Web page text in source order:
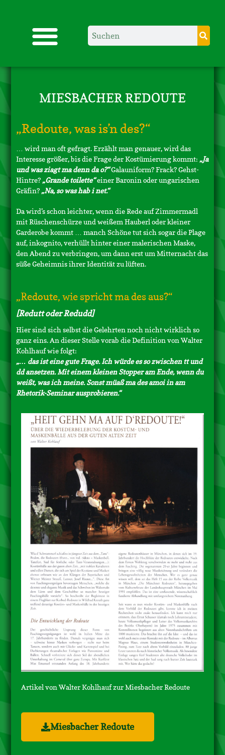
MIESBACHER REDOUTE
„Redoute, was is’n des?“
… wird man oft gefragt. Erzählt man genauer, wird das
Interesse größer, bis die Frage der Kostümierung kommt: „Ja
und was ziagt ma denn da o?“Galauniform? Frack? Gehst-
Hintre? „Grande toilette“einer Baronin oder ungarischen
Gräfin? „Na, so was hab i net.“
Da wird’s schon leichter, wenn die Rede auf Zimmermadl
mit Rüschenschürze und weißem Hauberl oder kleiner
Garderobe kommt … manch Schöne tut sich sogar die Plage
auf, inkognito, verhüllt hinter einer malerischen Maske,
den Abend zu verbringen, um dann erst um Mitternacht das
süße Geheimnis ihrer Identität zu lüften.
„Redoute, wie spricht ma des aus?“
[Redutt oder Redudd]
Hier sind sich selbst die Gelehrten noch nicht wirklich so
ganz eins. An dieser Stelle vorab die Definition von Walter
Kohlhauf wie folgt:
„… das ist eine gute Frage. Ich würde es so zwischen tt und
dd ansetzen. Mit einem kleinen Stopper am Ende, wenn du
weißt, was ich meine. Sonst müaß ma des amoi in am
Rhetorik-Seminar ausprobieren.“
Artikel von Walter Kohlhauf zur Miesbacher Redoute
Miesbacher Redoute